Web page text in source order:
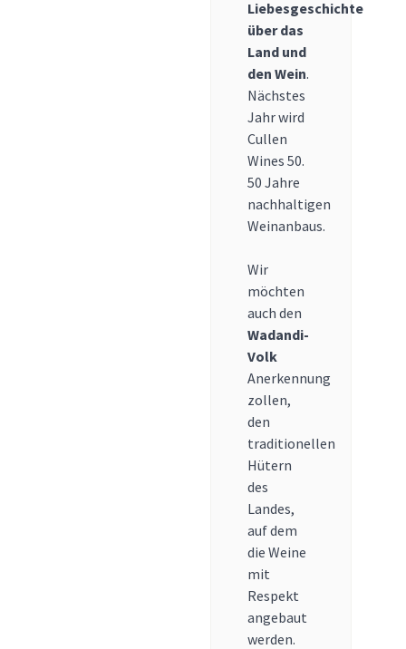
Liebesgeschichte
über das
Land und
den Wein.
Nächstes
Jahr wird
Cullen
Wines 50.
50 Jahre
nachhaltigen
Weinanbaus.
Wir
möchten
auch den
Wadandi-
Volk
Anerkennung
zollen,
den
traditionellen
Hütern
des
Landes,
auf dem
die Weine
mit
Respekt
angebaut
werden.